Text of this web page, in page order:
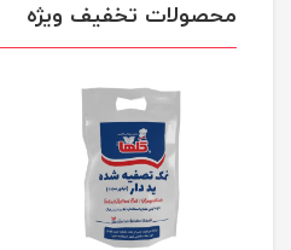
محصولات تخفیف ویژه